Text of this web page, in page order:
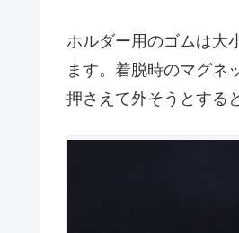
ホルダー用のゴムは大
ます。着脱時のマグネ
押さえて外そうとする